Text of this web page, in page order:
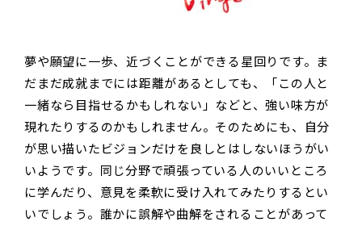
夢や願望に一歩、近づくことができる星回りです。ま
だまだ成就までには距離があるとしても、「この人と
一緒なら目指せるかもしれない」などと、強い味方が
現れたりするのかもしれません。そのためにも、自分
が思い描いたビジョンだけを良しとはしないほうがい
いようです。同じ分野で頑張っている人のいいところ
に学んだり、意見を柔軟に受け入れてみたりするとい
いでしょう。誰かに誤解や曲解をされることがあって